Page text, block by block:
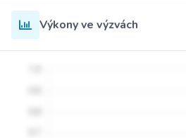
Výkony ve výzvách